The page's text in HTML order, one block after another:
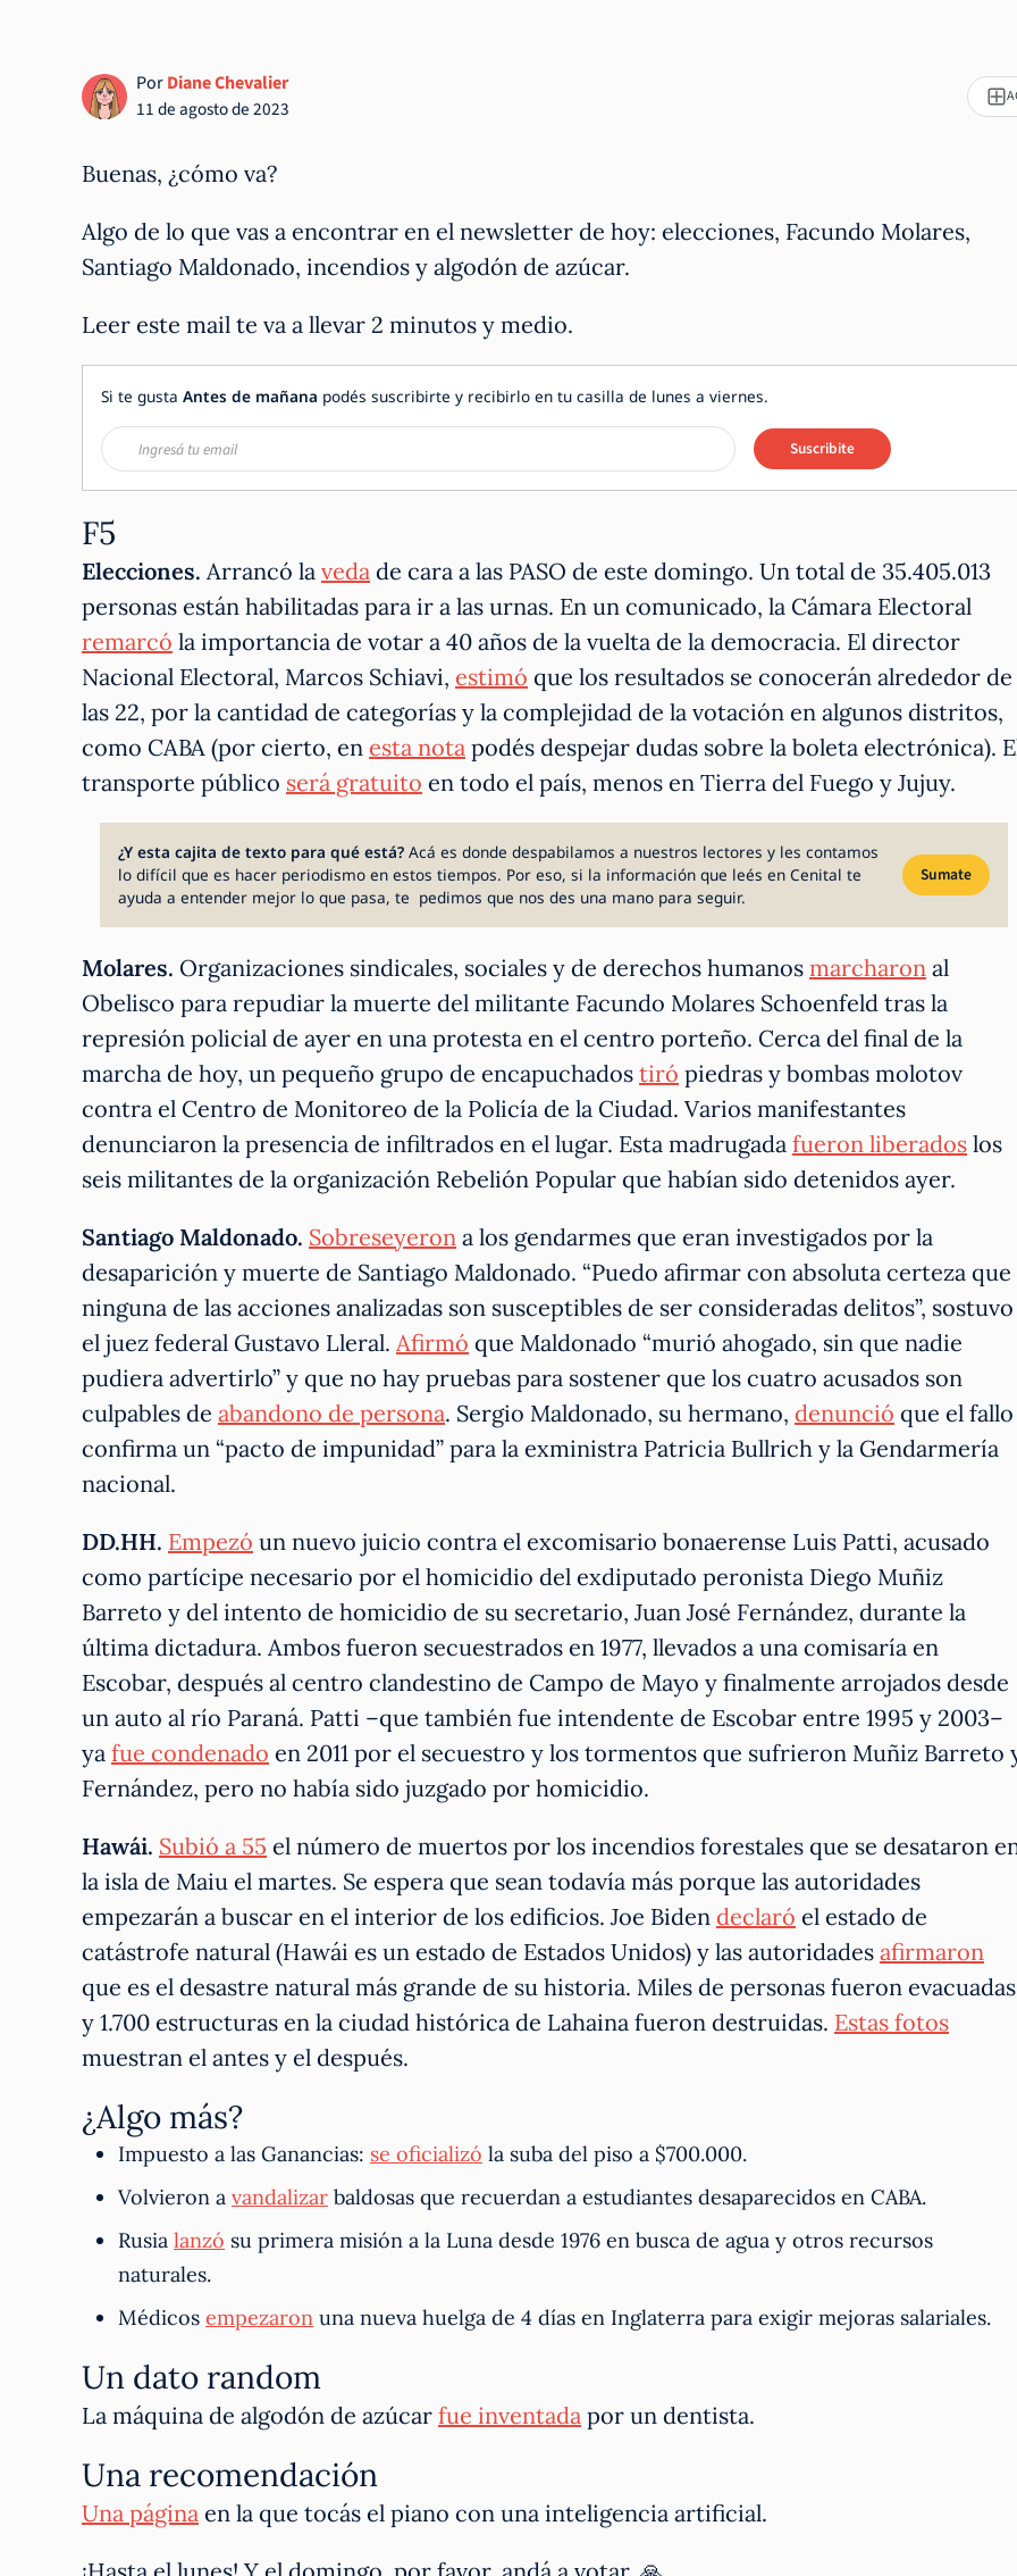
PorDiane Chevalier
11 de agosto de 2023
Buenas, ¿cómo va?
Algo de lo que vas a encontrar en el newsletter de hoy: elecciones, Facundo Molares,
Santiago Maldonado, incendios y algodón de azúcar.
Leer este mail te va a llevar 2 minutos y medio.
Si te gusta Antes de mañana podés suscribirte y recibirlo en tu casilla de lunes a viernes.
Suscribite
F5
Elecciones. Arrancó la veda de cara a las PASO de este domingo. Un total de 35.405.013
personas están habilitadas para ir a las urnas. En un comunicado, la Cámara Electoral
remarcó la importancia de votar a 40 años de la vuelta de la democracia. El director
Nacional Electoral, Marcos Schiavi, estimó que los resultados se conocerán alrededor de
las 22, por la cantidad de categorías y la complejidad de la votación en algunos distritos,
como CABA (por cierto, en esta nota podés despejar dudas sobre la boleta electrónica).
transporte público será gratuito en todo el país, menos en Tierra del Fuego y Jujuy.
¿Y esta cajita de texto para qué está? Acá es donde despabilamos a nuestros lectores y les contamos
lo difícil que es hacer periodismo en estos tiempos. Por eso, si la información que leés en Cenital te
ayuda a entender mejor lo que pasa, te pedimos que nos des una mano para seguir.
Sumate
Molares. Organizaciones sindicales, sociales y de derechos humanos marcharon al
Obelisco para repudiar la muerte del militante Facundo Molares Schoenfeld tras la
represión policial de ayer en una protesta en el centro porteño. Cerca del final de la
marcha de hoy, un pequeño grupo de encapuchados tiró piedras y bombas molotov
contra el Centro de Monitoreo de la Policía de la Ciudad. Varios manifestantes
denunciaron la presencia de infiltrados en el lugar. Esta madrugada fueron liberados los
seis militantes de la organización Rebelión Popular que habían sido detenidos ayer.
Santiago Maldonado. Sobreseyeron a los gendarmes que eran investigados por la
desaparición y muerte de Santiago Maldonado. “Puedo afirmar con absoluta certeza que
ninguna de las acciones analizadas son susceptibles de ser consideradas delitos”, sostuvo
el juez federal Gustavo Lleral. Afirmó que Maldonado “murió ahogado, sin que nadie
pudiera advertirlo” y que no hay pruebas para sostener que los cuatro acusados son
culpables de abandono de persona. Sergio Maldonado, su hermano, denunció que el fallo
confirma un “pacto de impunidad” para la exministra Patricia Bullrich y la Gendarmería
nacional.
DD.HH. Empezó un nuevo juicio contra el excomisario bonaerense Luis Patti, acusado
como partícipe necesario por el homicidio del exdiputado peronista Diego Muñiz
Barreto y del intento de homicidio de su secretario, Juan José Fernández, durante la
última dictadura. Ambos fueron secuestrados en 1977, llevados a una comisaría en
Escobar, después al centro clandestino de Campo de Mayo y finalmente arrojados desde
un auto al río Paraná. Patti –que también fue intendente de Escobar entre 1995 y 2003–
ya fue condenado en 2011 por el secuestro y los tormentos que sufrieron Muñiz Barreto
Fernández, pero no había sido juzgado por homicidio.
Hawái. Subió a 55 el número de muertos por los incendios forestales que se desataron
la isla de Maiu el martes. Se espera que sean todavía más porque las autoridades
empezarán a buscar en el interior de los edificios. Joe Biden declaró el estado de
catástrofe natural (Hawái es un estado de Estados Unidos) y las autoridades afirmaron
que es el desastre natural más grande de su historia. Miles de personas fueron evacuadas
y 1.700 estructuras en la ciudad histórica de Lahaina fueron destruidas. Estas fotos
muestran el antes y el después.
¿Algo más?
Impuesto a las Ganancias: se oficializó la suba del piso a $700.000.
Volvieron a vandalizar baldosas que recuerdan a estudiantes desaparecidos en CABA.
Rusia lanzó su primera misión a la Luna desde 1976 en busca de agua y otros recursos
naturales.
Médicos empezaron una nueva huelga de 4 días en Inglaterra para exigir mejoras salariales.
Un dato random
La máquina de algodón de azúcar fue inventada por un dentista.
Una recomendación
Una página en la que tocás el piano con una inteligencia artificial.